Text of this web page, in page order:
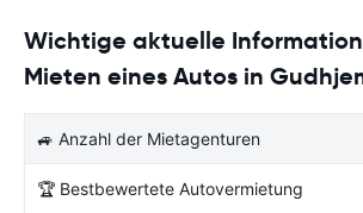
Wichtige aktuelle
Mieten eines Autos in
🚙 Anzahl der Mietagenturen
🏆 Bestbewertete Autovermietung